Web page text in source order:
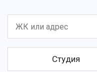
Студия